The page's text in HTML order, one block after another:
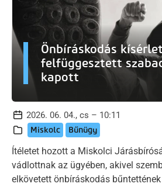
Önbíráskodás
felfüggesztett
kapott
2026. 06. 04., cs – 10:11
Miskolc Bűnügy
Ítéletet hozott a Miskolci
vádlottnak az ügyében, akivel
elkövetett önbíráskodás